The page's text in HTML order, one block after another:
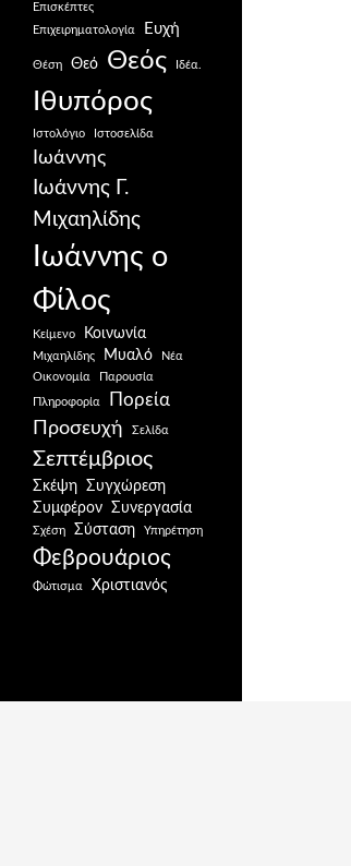
Επισκέπτες
Επιχειρηματολογία
Ευχή
Θέση Θεό Θεός Ιδέα.
Ιθυπόρος
Ιστολόγιο Ιστοσελίδα
Ιωάννης
Ιωάννης Γ.
Μιχαηλίδης
Ιωάννης ο
Φίλος
Κείμενο Κοινωνία
Μιχαηλίδης Μυαλό
Νέα
Οικονομία
Παρουσία
Πληροφορία Πορεία
Προσευχή Σελίδα
Σεπτέμβριος
Σκέψη Συγχώρεση
Συμφέρον Συνεργασία
Σχέση Σύσταση Υπηρέτηση
Φεβρουάριος
Φώτισμα Χριστιανός